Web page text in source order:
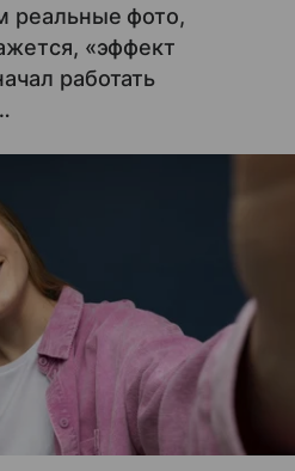
реальные фото,
«эффект
работать